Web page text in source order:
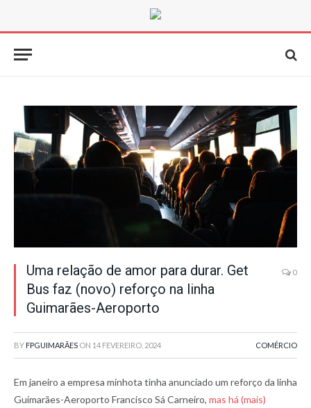
Uma relação de amor para durar. Get
Bus faz (novo) reforço na linha
Guimarães-Aeroporto
0
BY FPGUIMARÃES ON 14 FEVEREIRO, 2024 COMÉRCIO
Em janeiro a empresa minhota tinha anunciado um reforço da linha
Guimarães-Aeroporto Francisco Sá Carneiro, mas há (mais)